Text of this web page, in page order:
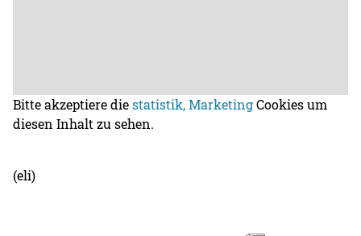
Bitte akzeptiere diestatistik, MarketingCookies um
diesen Inhalt zu sehen.
(eli)